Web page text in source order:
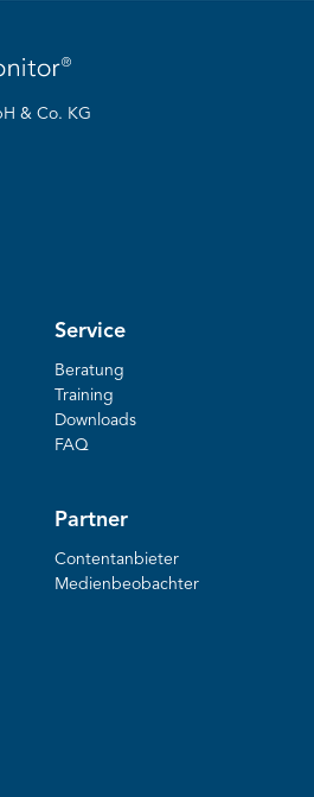
& Co. KG
Service
Beratung
Training
Downloads
FAQ
Partner
Contentanbieter
Medienbeobachter